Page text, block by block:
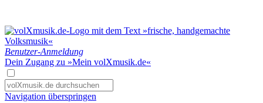
Benutzer-Anmeldung
Dein Zugang zu »Mein volXmusik.de«
Navigation überspringen